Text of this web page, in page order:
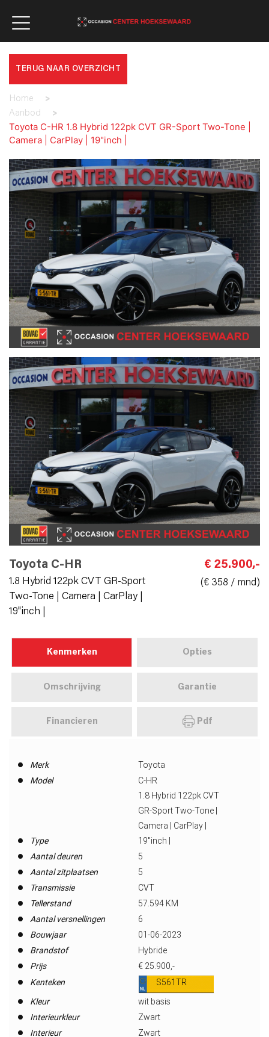
TERUG NAAR OVERZICHT
Home
>
Aanbod
>
Toyota C-HR 1.8 Hybrid 122pk CVT GR-Sport Two-Tone |
Camera | CarPlay | 19"inch |
Toyota C-HR
1.8 Hybrid 122pk CVT GR-Sport
Two-Tone | Camera | CarPlay |
19"inch |
€ 25.900,-
(€ 358 / mnd)
Kenmerken Opties
Omschrijving Garantie
Financieren Pdf
Merk
Toyota
Model
C-HR
Type
1.8 Hybrid 122pk CVT
GR-Sport Two-Tone |
Camera | CarPlay |
19"inch |
Aantal deuren
5
Aantal zitplaatsen
5
Transmissie
CVT
Tellerstand
57.594 KM
Aantal versnellingen
6
Bouwjaar
01-06-2023
Brandstof
Hybride
Prijs
€ 25.900,-
Kenteken
S561TR
Kleur
wit basis
Interieurkleur
Zwart
Interieur
Zwart